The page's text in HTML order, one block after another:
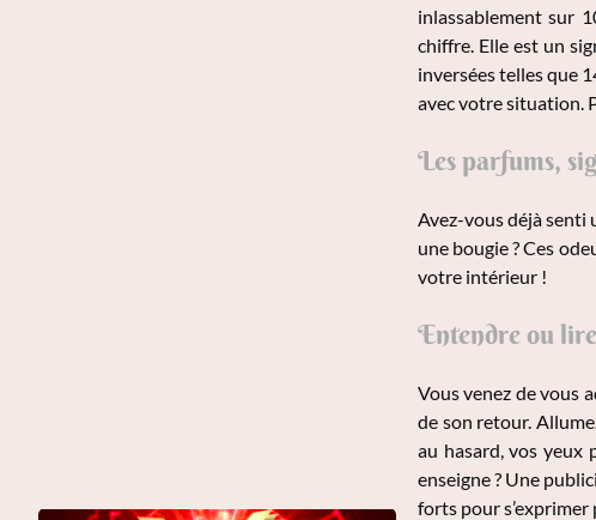
inlassablement sur
chiffre. Elle est un
inversées telles que
avec votre situation.
Les parfums,
Avez-vous déjà senti
une bougie ? Ces
votre intérieur !
Entendre ou
Vous venez de vous
de son retour.
au hasard, vos yeux
enseigne ? Une
forts pour s’exprimer